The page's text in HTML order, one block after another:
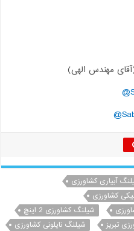
مهندس الهی)
آبیاری کشاورزی
کشاورزی
شیلنگ کشاورزی 2 اینچ
تبریز شیلنگ نایلونی کشاورزی